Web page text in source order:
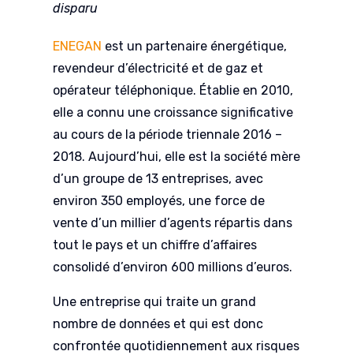
disparu
ENEGAN est un partenaire énergétique,
revendeur d’électricité et de gaz et
opérateur téléphonique. Établie en 2010,
elle a connu une croissance significative
au cours de la période triennale 2016 –
2018. Aujourd’hui, elle est la société mère
d’un groupe de 13 entreprises, avec
environ 350 employés, une force de
vente d’un millier d’agents répartis dans
tout le pays et un chiffre d’affaires
consolidé d’environ 600 millions d’euros.
Une entreprise qui traite un grand
nombre de données et qui est donc
confrontée quotidiennement aux risques